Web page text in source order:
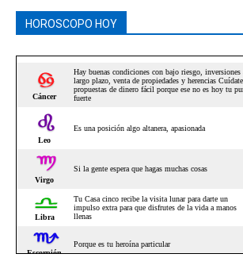
HOROSCOPO HOY